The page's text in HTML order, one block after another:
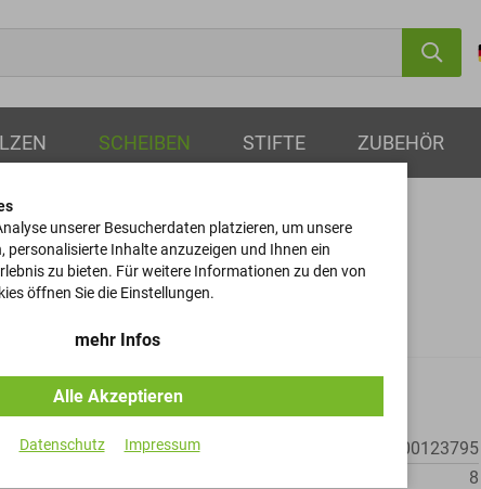
SCHEIBEN STIFTE ZUBEHÖR
mit Schutzmantel
Nr.
MM0000123795
8
unserer Besucherdaten platzieren, um unsere
personalisierte Inhalte anzuzeigen und Ihnen ein
zu bieten. Für weitere Informationen zu den von
öffnen Sie die Einstellungen.
mehr Infos
Alle Akzeptieren
Datenschutz Impressum